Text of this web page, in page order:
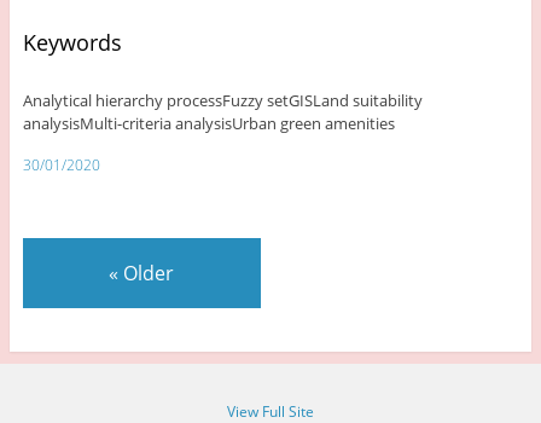
Keywords
Analytical hierarchy processFuzzy setGISLand suitability
analysisMulti-criteria analysisUrban green amenities
30/01/2020
« Older
View Full Site